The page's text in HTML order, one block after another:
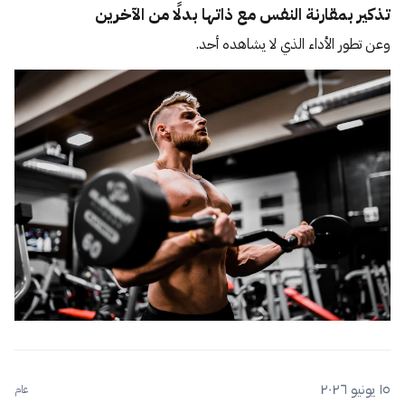
تذكير بمقارنة النفس مع ذاتها بدلًا من الآخرين
وعن تطور الأداء الذي لا يشاهده أحد.
١٥ يونيو ٢٠٢٦ عام